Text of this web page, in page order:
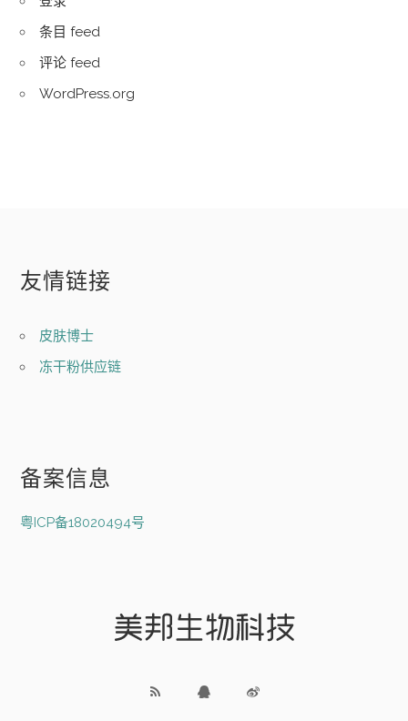
条目 feed
评论 feed
WordPress.org
友情链接
皮肤博士
冻干粉供应链
备案信息
粤ICP备18020494号